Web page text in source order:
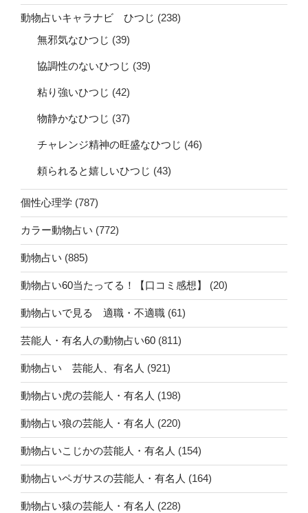
動物占いキャラナビ ひつじ (238)
無邪気なひつじ (39)
協調性のないひつじ (39)
粘り強いひつじ (42)
物静かなひつじ (37)
チャレンジ精神の旺盛なひつじ (46)
頼られると嬉しいひつじ (43)
個性心理学 (787)
カラー動物占い (772)
動物占い (885)
動物占い60当たってる！【口コミ感想】 (20)
動物占いで見る 適職・不適職 (61)
芸能人・有名人の動物占い60 (811)
動物占い 芸能人、有名人 (921)
動物占い虎の芸能人・有名人 (198)
動物占い狼の芸能人・有名人 (220)
動物占いこじかの芸能人・有名人 (154)
動物占いペガサスの芸能人・有名人 (164)
動物占い猿の芸能人・有名人 (228)